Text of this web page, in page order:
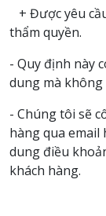
+ Được yêu
thẩm quyền.
- Quy định này
dung mà
- Chúng tôi sẽ
hàng qua email
dung điều
khách hàng.